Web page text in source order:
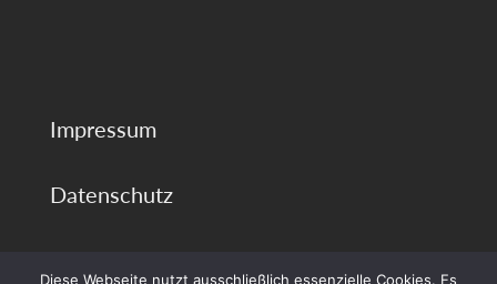
digitalen
Impressum
Datenschutz
Diese Webseite nutzt ausschließlich essenzielle Cookies. Es